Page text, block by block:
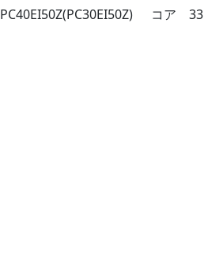
PC40EI50Z(PC30EI50Z) コア 33